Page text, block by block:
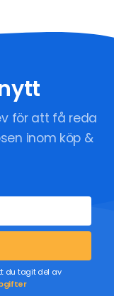
för att få reda
inom köp &
du tagit del av